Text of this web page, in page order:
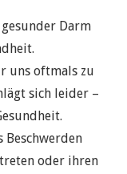
Darm
uns oftmals zu
sich leider –
oder ihren